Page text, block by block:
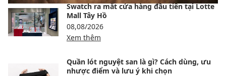
Swatch ra mắt cửa hàng đầu tiên tại Lotte
Mall Tây Hồ
08,08/2026
Xem thêm
Quần lót nguyệt san là gì? Cách dùng, ưu
nhược điểm và lưu ý khi chọn